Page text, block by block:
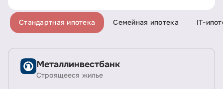
Стандартная ипотека Семейная ипотека IT-
Металлинвестбанк
Строящееся жилье